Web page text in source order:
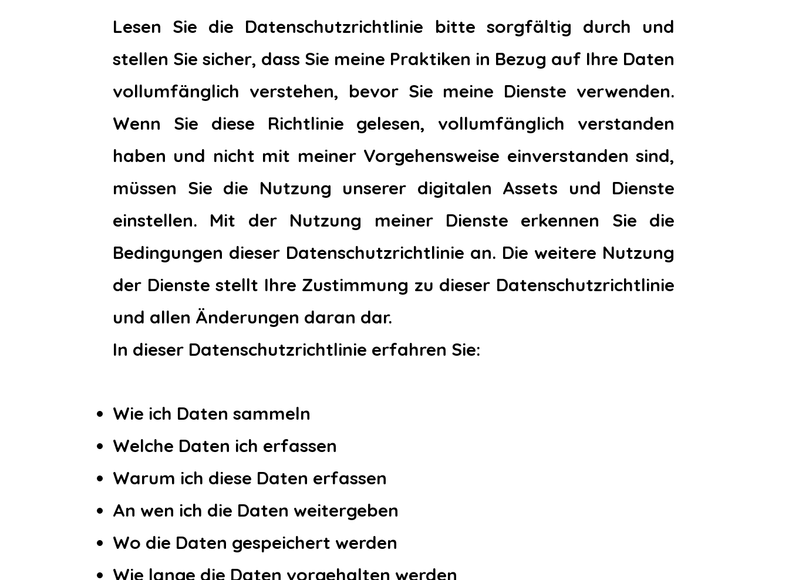
Lesen Sie die Datenschutzrichtlinie bitte sorgfältig durch und
stellen Sie sicher, dass Sie meine Praktiken in Bezug auf Ihre Daten
vollumfänglich verstehen, bevor Sie meine Dienste verwenden.
Wenn Sie diese Richtlinie gelesen, vollumfänglich verstanden
haben und nicht mit meiner Vorgehensweise einverstanden sind,
müssen Sie die Nutzung unserer digitalen Assets und Dienste
einstellen. Mit der Nutzung meiner Dienste erkennen Sie die
Bedingungen dieser Datenschutzrichtlinie an. Die weitere Nutzung
der Dienste stellt Ihre Zustimmung zu dieser Datenschutzrichtlinie
und allen Änderungen daran dar.
In dieser Datenschutzrichtlinie erfahren Sie:
Wie ich Daten sammeln
Welche Daten ich erfassen
Warum ich diese Daten erfassen
An wen ich die Daten weitergeben
Wo die Daten gespeichert werden
Wie lange die Daten vorgehalten werden